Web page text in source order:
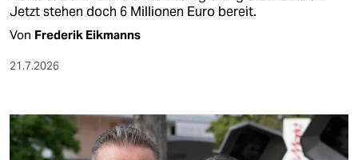
Jetzt stehen doch 6 Millionen Euro bereit.
Von Frederik Eikmanns
21.7.2026